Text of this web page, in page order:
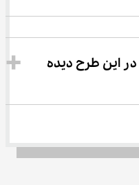
این طرح دیده